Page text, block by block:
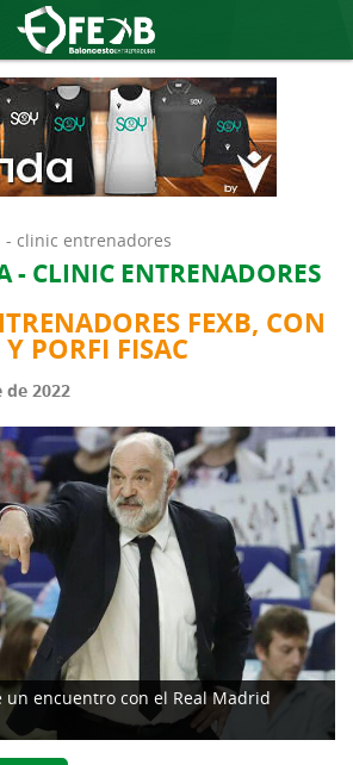
- clinic entrenadores
- CLINIC ENTRENADORES
FEXB, CON
PORFI FISAC
de 2022
un encuentro con el Real Madrid